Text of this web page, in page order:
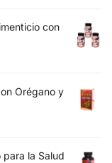
con
Orégano y
la Salud